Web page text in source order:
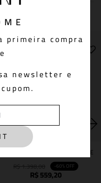
primeira compra
newsletter e
Like
MINI SAIA GRETA OFF WHITE
R$1.398,00 -60% OFF
R$559,20